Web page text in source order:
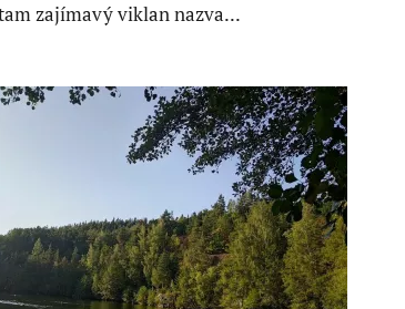
zajímavý viklan nazva...